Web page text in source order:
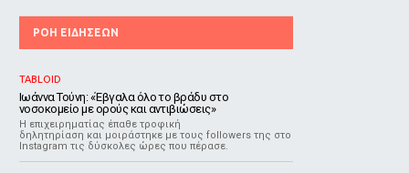
ΡΟΗ ΕΙΔΗΣΕΩΝ
TABLOID
Ιωάννα Τούνη: «Έβγαλα όλο το βράδυ στο
νοσοκομείο με ορούς και αντιβιώσεις»
Η επιχειρηματίας έπαθε τροφική
δηλητηρίαση και μοιράστηκε με τους followers της στο
Instagram τις δύσκολες ώρες που πέρασε.